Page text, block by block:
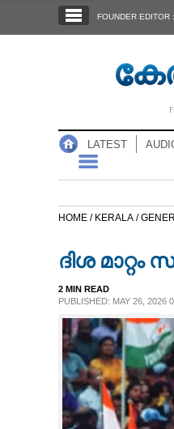
NOTIFIED NEWS
CASE DIARY
FOUNDER EDITOR
LATEST
HOME / KERALA /
ദിശ മാറ്റം
2 MIN READ
PUBLISHED: MAY 26, 2026